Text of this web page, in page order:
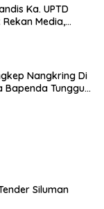
Ka. UPTD
Media,
Nangkring Di
Bapenda Tunggu
Siluman